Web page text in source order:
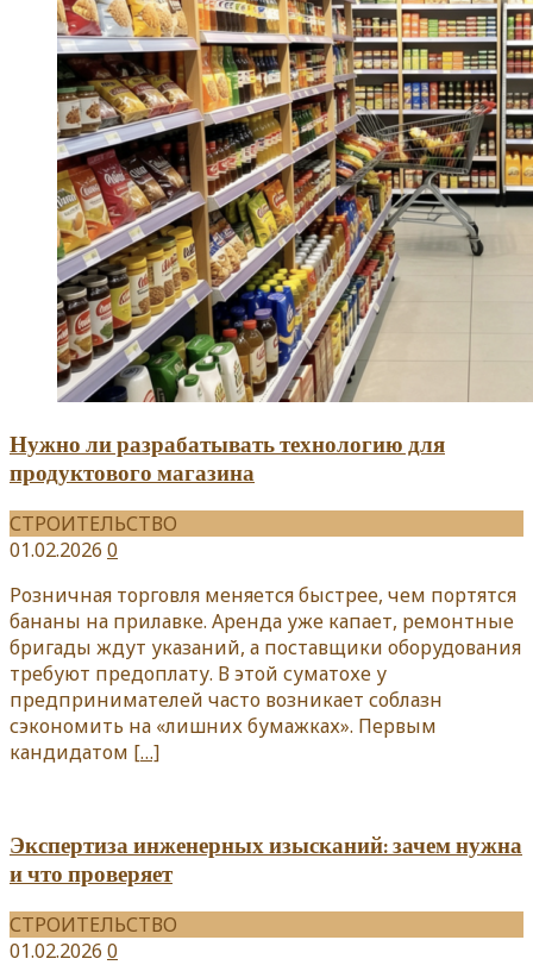
Нужно ли разрабатывать технологию для
продуктового магазина
СТРОИТЕЛЬСТВО
01.02.2026 0
Розничная торговля меняется быстрее, чем портятся
бананы на прилавке. Аренда уже капает, ремонтные
бригады ждут указаний, а поставщики оборудования
требуют предоплату. В этой суматохе у
предпринимателей часто возникает соблазн
сэкономить на «лишних бумажках». Первым
кандидатом […]
Экспертиза инженерных изысканий: зачем нужна
и что проверяет
СТРОИТЕЛЬСТВО
01.02.2026 0